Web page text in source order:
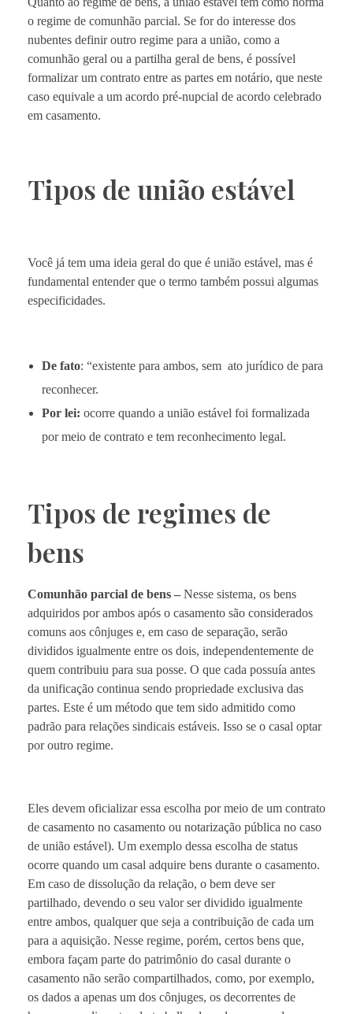
o regime de comunhão parcial. Se for do interesse dos
nubentes definir outro regime para a união, como a
comunhão geral ou a partilha geral de bens, é possível
formalizar um contrato entre as partes em notário, que neste
caso equivale a um acordo pré-nupcial de acordo celebrado
em casamento.
Tipos de união estável
Você já tem uma ideia geral do que é união estável, mas é
fundamental entender que o termo também possui algumas
especificidades.
De fato: “existente para ambos, sem ato jurídico de para
reconhecer.
Por lei: ocorre quando a união estável foi formalizada
por meio de contrato e tem reconhecimento legal.
Tipos de regimes de
bens
Comunhão parcial de bens – Nesse sistema, os bens
adquiridos por ambos após o casamento são considerados
comuns aos cônjuges e, em caso de separação, serão
divididos igualmente entre os dois, independentemente de
quem contribuiu para sua posse. O que cada possuía antes
da unificação continua sendo propriedade exclusiva das
partes. Este é um método que tem sido admitido como
padrão para relações sindicais estáveis. Isso se o casal optar
por outro regime.
Eles devem oficializar essa escolha por meio de um contrato
de casamento no casamento ou notarização pública no caso
de união estável). Um exemplo dessa escolha de status
ocorre quando um casal adquire bens durante o casamento.
Em caso de dissolução da relação, o bem deve ser
partilhado, devendo o seu valor ser dividido igualmente
entre ambos, qualquer que seja a contribuição de cada um
para a aquisição. Nesse regime, porém, certos bens que,
embora façam parte do patrimônio do casal durante o
casamento não serão compartilhados, como, por exemplo,
os dados a apenas um dos cônjuges, os decorrentes de